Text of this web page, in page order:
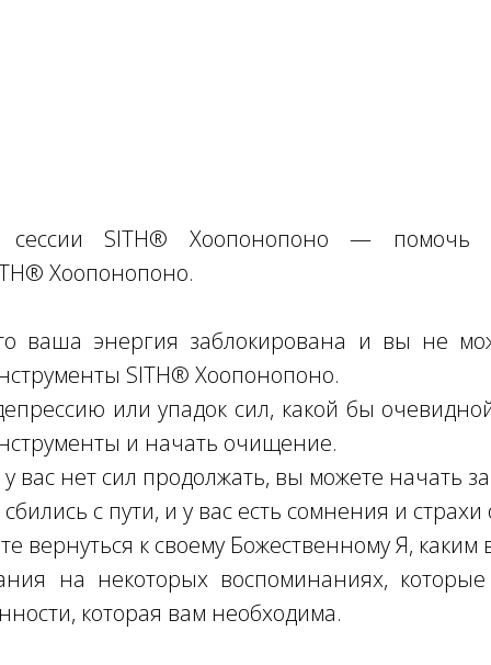
SITH® Хоопонопоно — помочь
Хоопонопоно.
ваша энергия заблокирована и вы не
SITH® Хоопонопоно.
или упадок сил, какой бы
и начать очищение.
у вас нет сил продолжать, вы можете начать
с пути, и у вас есть сомнения и
вернуться к своему Божественному Я,
на некоторых воспоминаниях, которые
которая вам необходима.